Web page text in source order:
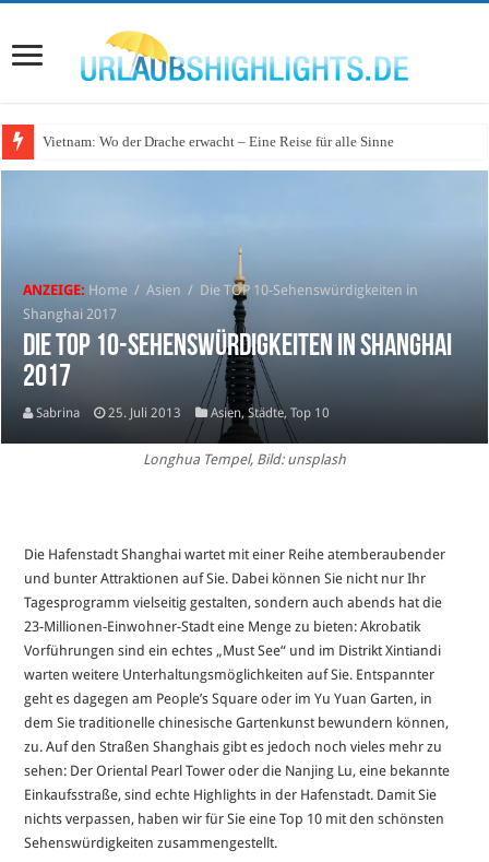
Vietnam: Wo der Drache erwacht – Eine Reise für alle Sinne
Wo lohnt sich Urlaub auf dem Wasser in Deutschland?
ANZEIGE: Home / Asien / Die TOP 10-Sehenswürdigkeiten in
Shanghai 2017
Die TOP 10-Sehenswürdigkeiten in Shanghai
2017
Sabrina 25. Juli 2013 Asien,Städte,Top 10
Longhua Tempel, Bild: unsplash
Die Hafenstadt Shanghai wartet mit einer Reihe atemberaubender
und bunter Attraktionen auf Sie. Dabei können Sie nicht nur Ihr
Tagesprogramm vielseitig gestalten, sondern auch abends hat die
23-Millionen-Einwohner-Stadt eine Menge zu bieten: Akrobatik
Vorführungen sind ein echtes „Must See“ und im Distrikt Xintiandi
warten weitere Unterhaltungsmöglichkeiten auf Sie. Entspannter
geht es dagegen am People’s Square oder im Yu Yuan Garten, in
dem Sie traditionelle chinesische Gartenkunst bewundern können,
zu. Auf den Straßen Shanghais gibt es jedoch noch vieles mehr zu
sehen: Der Oriental Pearl Tower oder die Nanjing Lu, eine bekannte
Einkaufsstraße, sind echte Highlights in der Hafenstadt. Damit Sie
nichts verpassen, haben wir für Sie eine Top 10 mit den schönsten
Sehenswürdigkeiten zusammengestellt.